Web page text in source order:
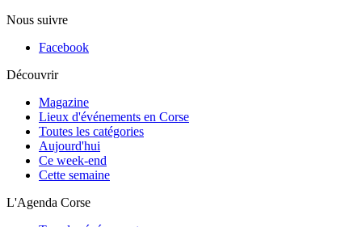
Nous suivre
Facebook
Découvrir
Magazine
Lieux d'événements en Corse
Toutes les catégories
Aujourd'hui
Ce week-end
Cette semaine
L'Agenda Corse